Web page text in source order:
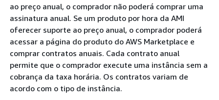
ao preço anual, o comprador não poderá comprar uma
assinatura anual. Se um produto por hora da AMI
oferecer suporte ao preço anual, o comprador poderá
acessar a página do produto do AWS Marketplace e
comprar contratos anuais. Cada contrato anual
permite que o comprador execute uma instância sem a
cobrança da taxa horária. Os contratos variam de
acordo com o tipo de instância.